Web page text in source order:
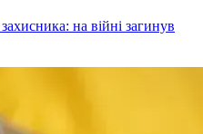
на війні загинув